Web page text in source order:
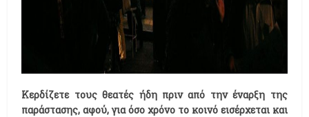
Κερδίζετε τους θεατές ήδη πριν από την έναρξη της
παράστασης, αφού, για όσο χρόνο το κοινό εισέρχεται και